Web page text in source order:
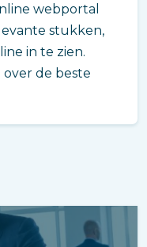
webportal
stukken,
in te zien.
over de beste